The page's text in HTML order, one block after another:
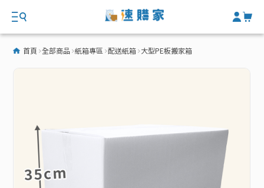
首頁 全部商品 紙箱專區 配送紙箱 大型PE板搬家箱